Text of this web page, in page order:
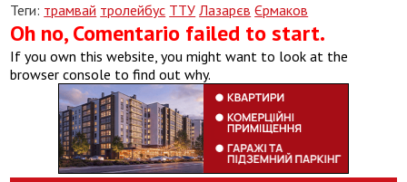
Теги: трамвай тролейбус ТТУ Лазарєв Єрмаков
Oh no, Comentario failed to start.
If you own this website, you might want to look at the
browser console to find out why.